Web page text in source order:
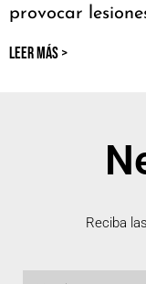
provocar
LEER MÁS >
Reciba